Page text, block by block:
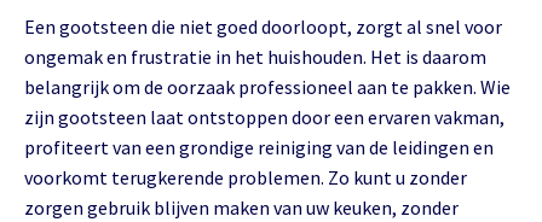
Een gootsteen die niet goed doorloopt, zorgt al snel voor
ongemak en frustratie in het huishouden. Het is daarom
belangrijk om de oorzaak professioneel aan te pakken. Wie
zijn gootsteen laat ontstoppen door een ervaren vakman,
profiteert van een grondige reiniging van de leidingen en
voorkomt terugkerende problemen. Zo kunt u zonder
zorgen gebruik blijven maken van uw keuken, zonder